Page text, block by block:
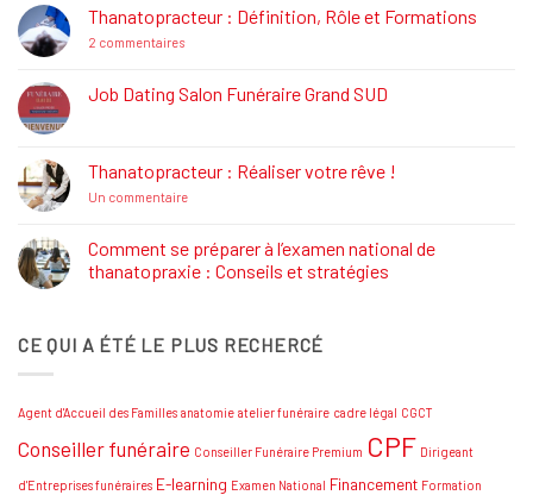
La
Réglementation
Funéraire
Thanatopracteur : Définition, Rôle et Formations
2 commentairessur
Définition,
Rôle
Job Dating Salon Funéraire Grand SUD
Job
Dating
Salon
SUD
Thanatopracteur : Réaliser votre rêve !
Un commentairesur
Réaliser
votre
rêve
Comment se préparer à l’examen national de
thanatopraxie : Conseils et stratégies
Comment
se
national
thanatopraxie
Conseils
CE QUI A ÉTÉ LE PLUS RECHERCÉ
Agent d'Accueil des Familles anatomie atelier funéraire cadre légal CGCT
Conseiller funéraire Conseiller Funéraire Premium CPF Dirigeant
d'Entreprises funéraires E-learning Examen National Financement Formation